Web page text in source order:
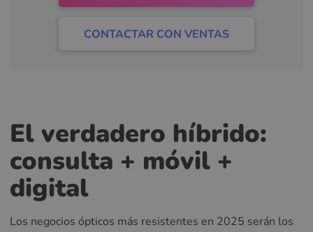
CONTACTAR CON VENTAS
El verdadero híbrido:
consulta + móvil +
digital
Los negocios ópticos más resistentes en 2025 serán los